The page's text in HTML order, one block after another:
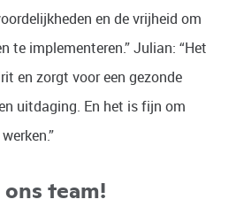
en de vrijheid om
te implementeren.” Julian: “Het
en zorgt voor een gezonde
uitdaging. En het is fijn om
team!